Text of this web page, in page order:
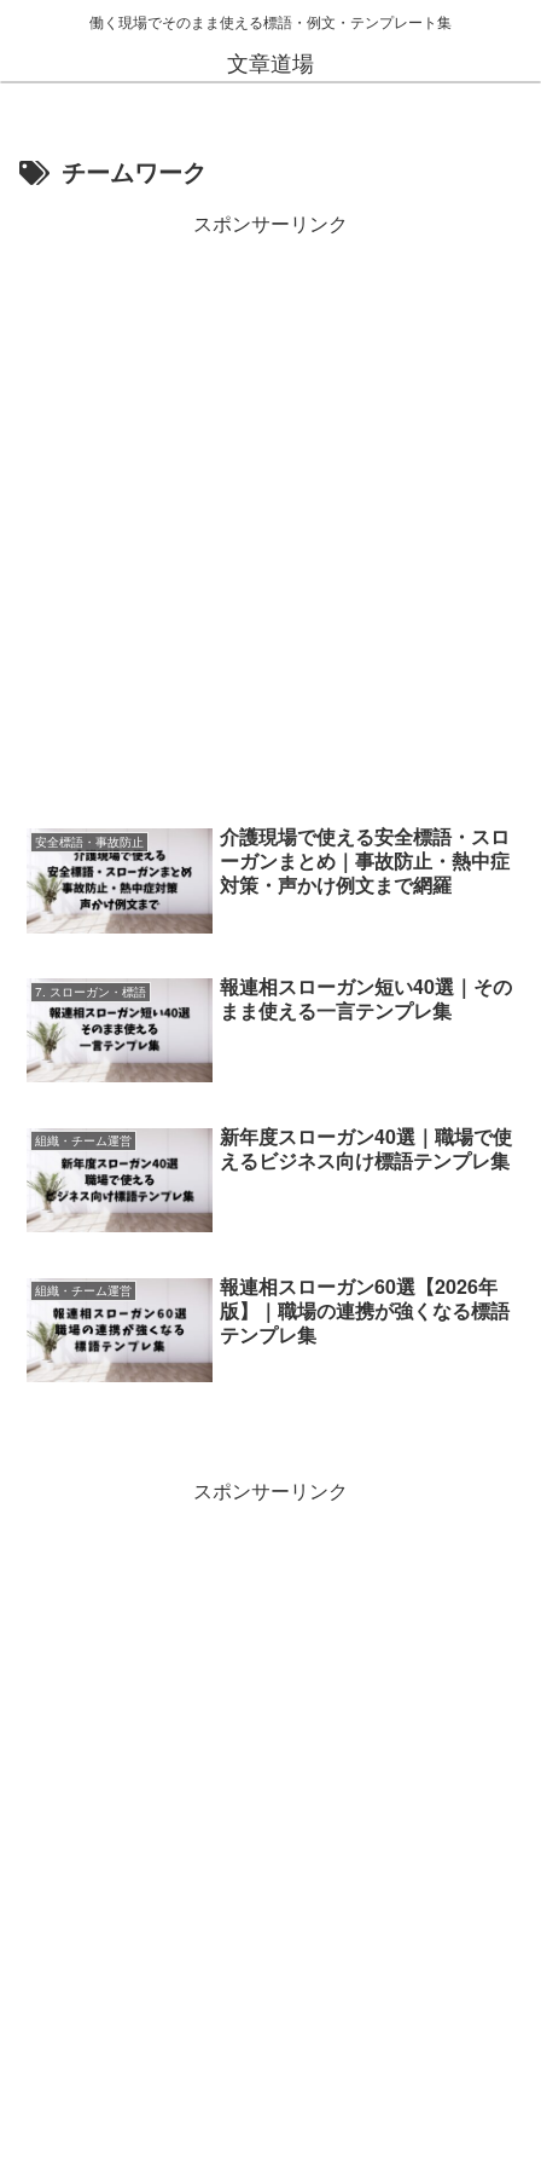
働く現場でそのまま使える標語・例文・テンプレート集
文章道場
チームワーク
スポンサーリンク
安全標語・事故防止
介護現場で使える安全標語・スロ
ーガンまとめ｜事故防止・熱中症
対策・声かけ例文まで網羅
7. スローガン・標語
報連相スローガン短い40選｜その
まま使える一言テンプレ集
組織・チーム運営
新年度スローガン40選｜職場で使
えるビジネス向け標語テンプレ集
組織・チーム運営
報連相スローガン60選【2026年
版】｜職場の連携が強くなる標語
テンプレ集
スポンサーリンク